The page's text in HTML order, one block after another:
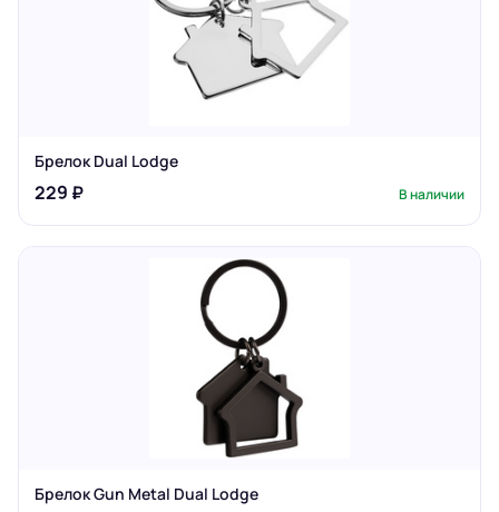
Брелок Dual Lodge
229 ₽ В наличии
Брелок Gun Metal Dual Lodge